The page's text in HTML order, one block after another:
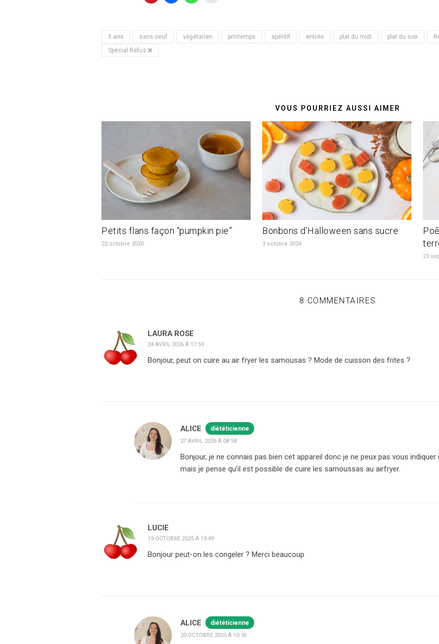
3 ans sans oeuf végétarien printemps apéritif entrée plat du midi plat du soir
Spécial Refus ❌
VOUS POURRIEZ AUSSI AIMER
Petits flans façon “pumpkin pie”
22 octobre 2020
Bonbons d’Halloween sans sucre
3 octobre 2024
23
8 COMMENTAIRES
LAURA ROSE
24 AVRIL 2026 À 17:59
Bonjour, peut on cuire au air fryer les samousas ? Mode de cuisson des frites ?
ALICE diététicienne
27 AVRIL 2026 À 08:58
Bonjour, je ne connais pas bien cet appareil donc je ne peux pas vous
mais je pense qu’il est possible de cuire les samoussas au airfryer.
LUCIE
19 OCTOBRE 2025 À 19:49
Bonjour peut-on les congeler ? Merci beaucoup
ALICE diététicienne
20 OCTOBRE 2025 À 10:36